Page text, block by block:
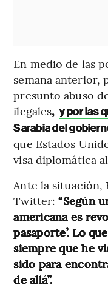
En medio de las
semana anterior,
presunto abuso
ilegales, y por las
Sarabia del
que Estados
visa diplomática
Ante la situación,
Twitter: “Según
americana es
pasaporte’. Lo
siempre que he
sido para
de allá”.